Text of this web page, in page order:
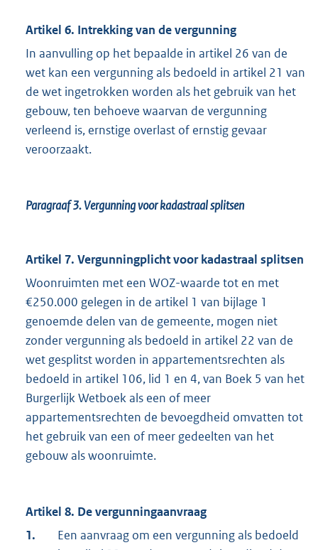
Artikel 6. Intrekking van de vergunning
In aanvulling op het bepaalde in artikel 26 van de
wet kan een vergunning als bedoeld in artikel 21 van
de wet ingetrokken worden als het gebruik van het
gebouw, ten behoeve waarvan de vergunning
verleend is, ernstige overlast of ernstig gevaar
veroorzaakt.
Paragraaf 3.Vergunning voor kadastraal splitsen
Artikel 7. Vergunningplicht voor kadastraal splitsen
Woonruimten met een WOZ-waarde tot en met
€250.000 gelegen in de artikel 1 van bijlage 1
genoemde delen van de gemeente, mogen niet
zonder vergunning als bedoeld in artikel 22 van de
wet gesplitst worden in appartementsrechten als
bedoeld in artikel 106, lid 1 en 4, van Boek 5 van het
Burgerlijk Wetboek als een of meer
appartementsrechten de bevoegdheid omvatten tot
het gebruik van een of meer gedeelten van het
gebouw als woonruimte.
Artikel 8. De vergunningaanvraag
1.
Een aanvraag om een vergunning als bedoeld